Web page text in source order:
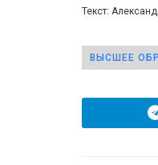
Текст:
ВЫСШЕЕ